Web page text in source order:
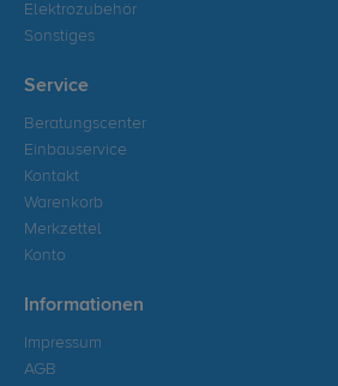
Elektrozubehör
Sonstiges
Service
Beratungscenter
Einbauservice
Kontakt
Warenkorb
Merkzettel
Konto
Informationen
Impressum
AGB